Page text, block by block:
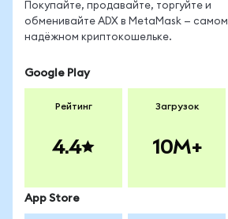
Покупайте, продавайте, торгуйте и
обменивайте ADX в MetaMask — самом
надёжном криптокошельке.
Google Play
Рейтинг
4.4
Загрузок
10M+
App Store